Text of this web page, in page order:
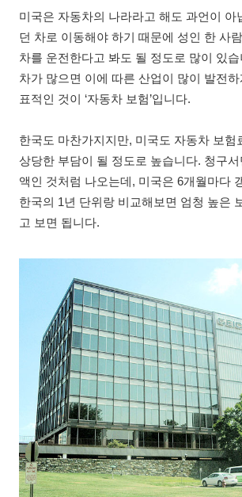
미국은 자동차의 나라라고 해도 과언이 아
던 차로 이동해야 하기 때문에 성인 한 사
차를 운전한다고 봐도 될 정도로 많이 있
차가 많으면 이에 따른 산업이 많이 발전
표적인 것이 ‘자동차 보험’입니다.
한국도 마찬가지지만, 미국도 자동차 보험
상당한 부담이 될 정도로 높습니다. 청구
액인 것처럼 나오는데, 미국은 6개월마다
한국의 1년 단위랑 비교해보면 엄청 높은
고 보면 됩니다.